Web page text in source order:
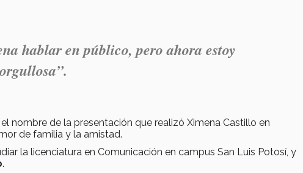
hablar en público, pero ahora estoy
nombre de la presentación que realizó Ximena Castillo en
de familia y la amistad.
la licenciatura en Comunicación en campus San Luis Potosí, y
.